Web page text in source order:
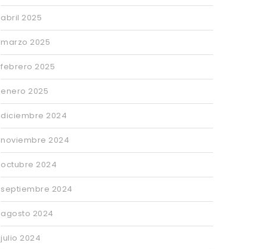
abril 2025
marzo 2025
febrero 2025
enero 2025
diciembre 2024
noviembre 2024
octubre 2024
septiembre 2024
agosto 2024
julio 2024